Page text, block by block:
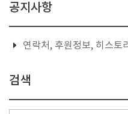
공지사항
연락처, 후원정보, 히스토
검색